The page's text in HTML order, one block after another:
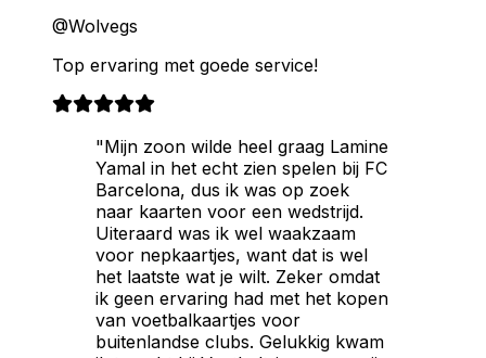
@Wolvegs
Top ervaring met goede service!
"Mijn zoon wilde heel graag Lamine
Yamal in het echt zien spelen bij FC
Barcelona, dus ik was op zoek
naar kaarten voor een wedstrijd.
Uiteraard was ik wel waakzaam
voor nepkaartjes, want dat is wel
het laatste wat je wilt. Zeker omdat
ik geen ervaring had met het kopen
van voetbalkaartjes voor
buitenlandse clubs. Gelukkig kwam